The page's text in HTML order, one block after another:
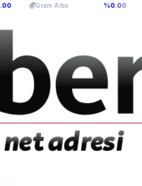
Gram Altın6.107,34 BTC